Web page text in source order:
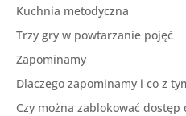
Kuchnia metodyczna
Trzy gry w powtarzanie pojęć
Zapominamy
Dlaczego zapominamy i co z
Czy można zablokować